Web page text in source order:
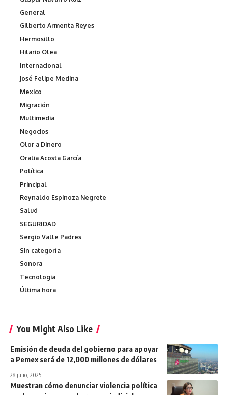
General
Gilberto Armenta Reyes
Hermosillo
Hilario Olea
Internacional
José Felipe Medina
Mexico
Migración
Multimedia
Negocios
Olor a Dinero
Oralia Acosta García
Política
Principal
Reynaldo Espinoza Negrete
Salud
SEGURIDAD
Sergio Valle Padres
Sin categoría
Sonora
Tecnologia
Última hora
You Might Also Like
Emisión de deuda del gobierno para apoyar
a Pemex será de 12,000 millones de dólares
28 julio, 2025
Muestran cómo denunciar violencia política